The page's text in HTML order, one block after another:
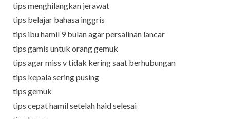
tips menghilangkan jerawat
tips belajar bahasa inggris
tips ibu hamil 9 bulan agar persalinan lancar
tips gamis untuk orang gemuk
tips agar miss v tidak kering saat berhubungan
tips kepala sering pusing
tips gemuk
tips cepat hamil setelah haid selesai